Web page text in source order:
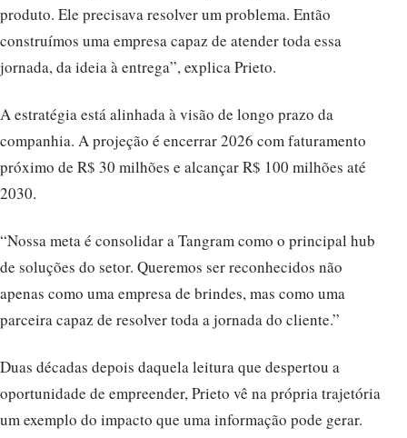
produto. Ele precisava resolver um problema. Então
construímos uma empresa capaz de atender toda essa
jornada, da ideia à entrega”, explica Prieto.
A estratégia está alinhada à visão de longo prazo da
companhia. A projeção é encerrar 2026 com faturamento
próximo de R$ 30 milhões e alcançar R$ 100 milhões até
2030.
“Nossa meta é consolidar a Tangram como o principal hub
de soluções do setor. Queremos ser reconhecidos não
apenas como uma empresa de brindes, mas como uma
parceira capaz de resolver toda a jornada do cliente.”
Duas décadas depois daquela leitura que despertou a
oportunidade de empreender, Prieto vê na própria trajetória
um exemplo do impacto que uma informação pode gerar.